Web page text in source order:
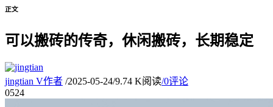
正文
可以搬砖的传奇，休闲搬砖，长期稳定
jingtian V作者 /2025-05-24/9.74 K阅读/0评论
0524